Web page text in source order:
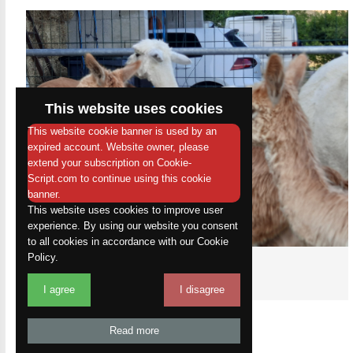
naissance 2023 - 5
This website uses cookies
This website cookie banner is used by an
expired account. Website owner, please
extend your subscription on Cookie-
Script.com to continue using this cookie
banner.
This website uses cookies to improve user
experience. By using our website you consent
to all cookies in accordance with our Cookie
Policy.
I agree I disagree
Read more